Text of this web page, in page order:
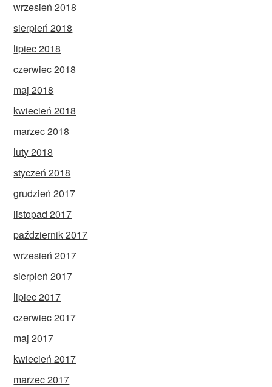
wrzesień 2018
sierpień 2018
lipiec 2018
czerwiec 2018
maj 2018
kwiecień 2018
marzec 2018
luty 2018
styczeń 2018
grudzień 2017
listopad 2017
październik 2017
wrzesień 2017
sierpień 2017
lipiec 2017
czerwiec 2017
maj 2017
kwiecień 2017
marzec 2017